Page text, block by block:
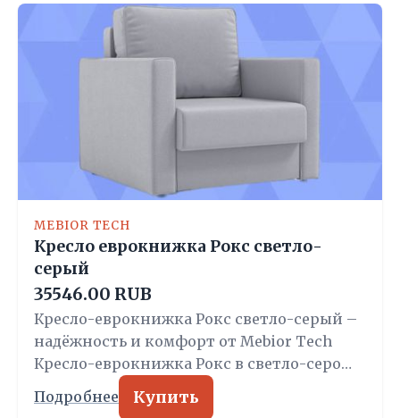
MEBIOR TECH
Кресло еврокнижка Рокс светло-
серый
35546.00 RUB
Кресло-еврокнижка Рокс светло-серый –
надёжность и комфорт от Mebior Tech
Кресло-еврокнижка Рокс в светло-серо…
Подробнее Купить